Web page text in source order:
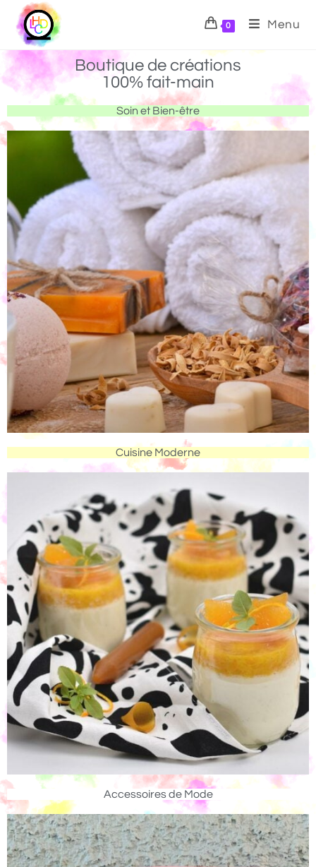
0 Menu
Boutique de créations
100% fait-main
Soin et Bien-être
Cuisine Moderne
Accessoires de Mode